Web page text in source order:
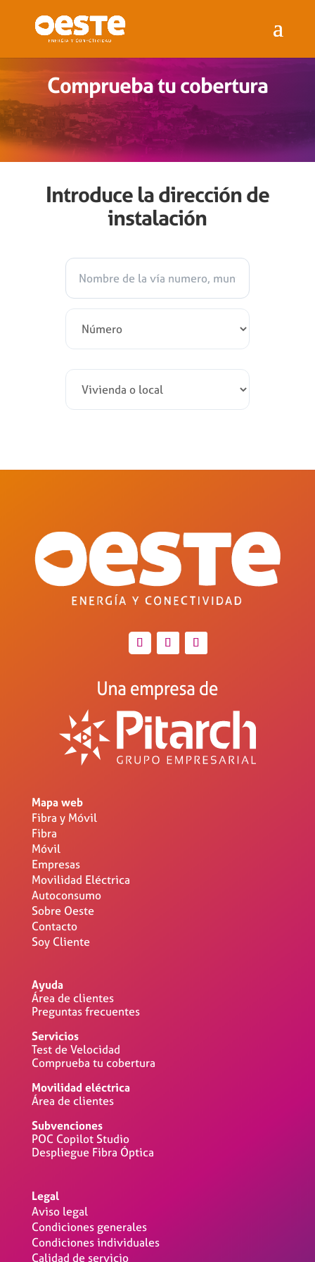
Comprueba tu cobertura
Introduce la dirección de
instalación
Mapa web
Fibra y Móvil
Fibra
Móvil
Empresas
Movilidad Eléctrica
Autoconsumo
Sobre Oeste
Contacto
Soy Cliente
Ayuda
Área de clientes
Preguntas frecuentes
Servicios
Test de Velocidad
Comprueba tu cobertura
Movilidad eléctrica
Área de clientes
Subvenciones
POC Copilot Studio
Despliegue Fibra Óptica
Legal
Aviso legal
Condiciones generales
Condiciones individuales
Calidad de servicio